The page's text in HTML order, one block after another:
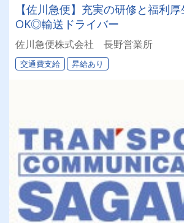
【佐川急便】充実の研修と福利
OK◎輸送ドライバー
佐川急便株式会社 長野営業所
交通費支給 昇給あり